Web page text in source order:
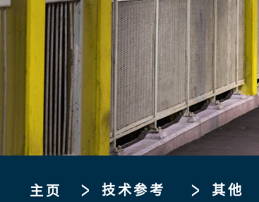
主页 技术参考 其他